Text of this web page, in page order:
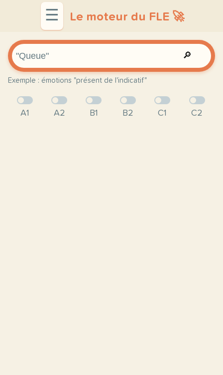
☰ Le moteur du FLE 🚀
🔎
Exemple : émotions "présent de l'indicatif"
A1 A2 B1 B2 C1 C2